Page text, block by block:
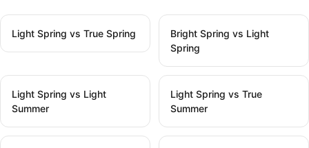
Light Spring vs True Spring
Bright Spring vs Light
Spring
Light Spring vs Light
Summer
Light Spring vs True
Summer